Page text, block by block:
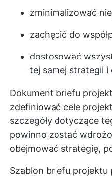
zminimalizować
zachęcić do
dostosować
tej samej strategii i
Dokument briefu
zdefiniować cele
szczegóły dotyczące
powinno zostać
obejmować strategię,
Szablon briefu projektu